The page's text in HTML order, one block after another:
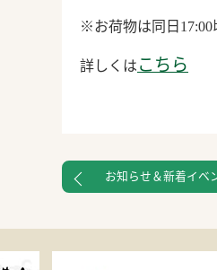
※お荷物は同日
詳しくは こちら
お知らせ＆新着イベ